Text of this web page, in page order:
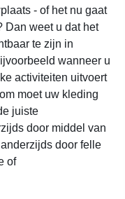
- of het nu gaat
Dan weet u dat het
te zijn in
wanneer u
activiteiten uitvoert
moet uw kleding
juiste
door middel van
door felle
of